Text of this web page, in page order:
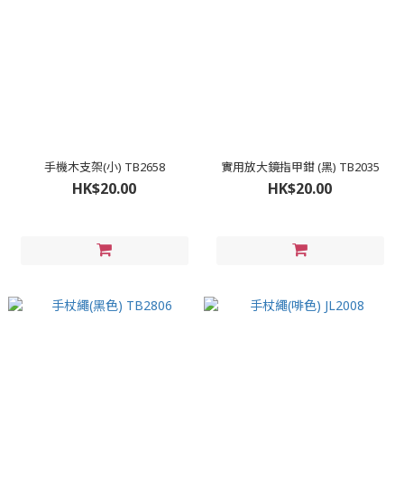
手機木支架(小) TB2658
HK$20.00
實用放大鏡指甲鉗 (黑) TB2035
HK$20.00